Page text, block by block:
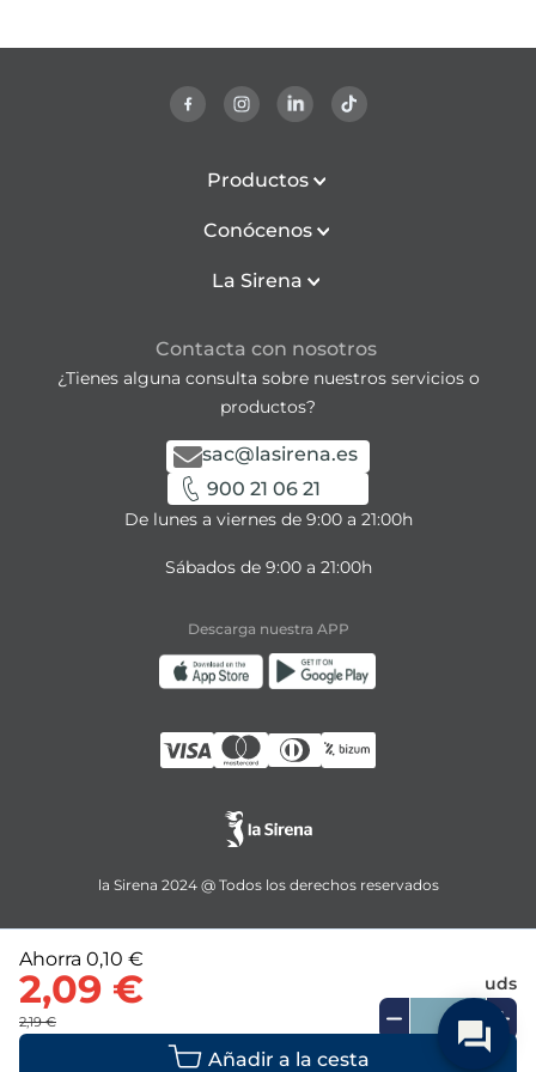
Ahorra 0,10 €
2,09 €
2,19 €
uds
Añadir a la cesta
Productos
Conócenos
La Sirena
Contacta con nosotros
¿Tienes alguna consulta sobre nuestros servicios o
productos?
sac@lasirena.es
900 21 06 21
De lunes a viernes de 9:00 a 21:00h
Sábados de 9:00 a 21:00h
Descarga nuestra APP
la Sirena 2024 @ Todos los derechos reservados